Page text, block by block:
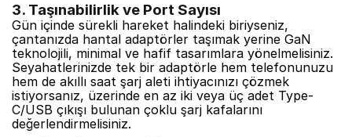
3. Taşınabilirlik ve Port Sayısı
Gün içinde sürekli hareket halindeki biriyseniz,
çantanızda hantal adaptörler taşımak yerine GaN
teknolojili, minimal ve hafif tasarımlara yönelmelisiniz.
Seyahatlerinizde tek bir adaptörle hem telefonunuzu
hem de akıllı saat şarj aleti ihtiyacınızı çözmek
istiyorsanız, üzerinde en az iki veya üç adet Type-
C/USB çıkışı bulunan çoklu şarj kafalarını
değerlendirmelisiniz.